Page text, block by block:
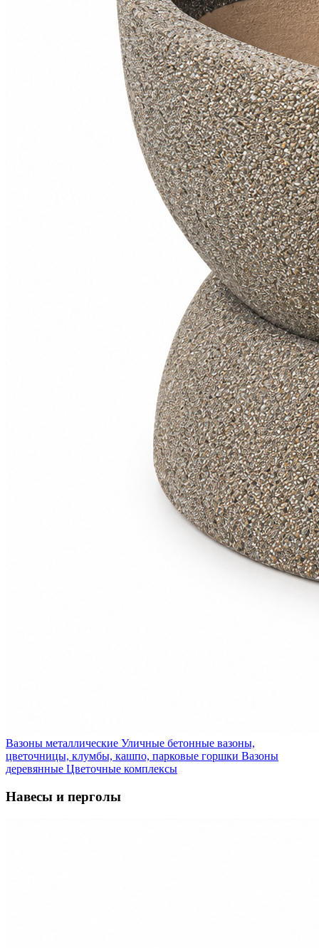
Вазоны металлические Уличные бетонные вазоны,
цветочницы, клумбы, кашпо, парковые горшки Вазоны
деревянные Цветочные комплексы
Навесы и перголы